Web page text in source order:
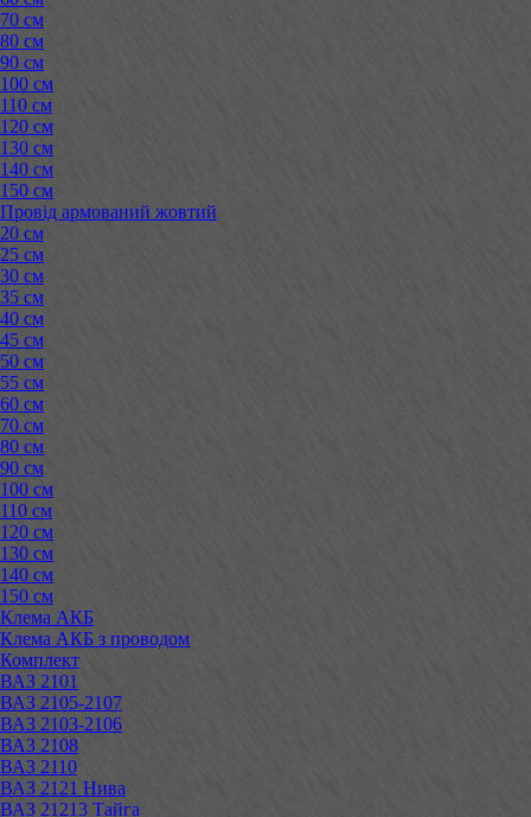
70 см
80 см
90 см
100 см
110 см
120 см
130 см
140 см
150 см
Провід армований жовтий
20 см
25 см
30 см
35 см
40 см
45 см
50 см
55 см
60 см
70 см
80 см
90 см
100 см
110 см
120 см
130 см
140 см
150 см
Клема АКБ
Клема АКБ з проводом
Комплект
ВАЗ 2101
ВАЗ 2105-2107
ВАЗ 2103-2106
ВАЗ 2108
ВАЗ 2110
ВАЗ 2121 Нива
ВАЗ 21213 Тайга